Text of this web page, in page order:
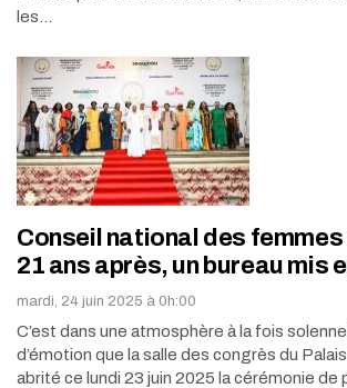
les…
Conseil national des femmes
21 ans après, un bureau mis
mardi, 24 juin 2025 à 0h:00
C’est dans une atmosphère à la fois
d’émotion que la salle des congrès du
abrité ce lundi 23 juin 2025 la cérémonie de